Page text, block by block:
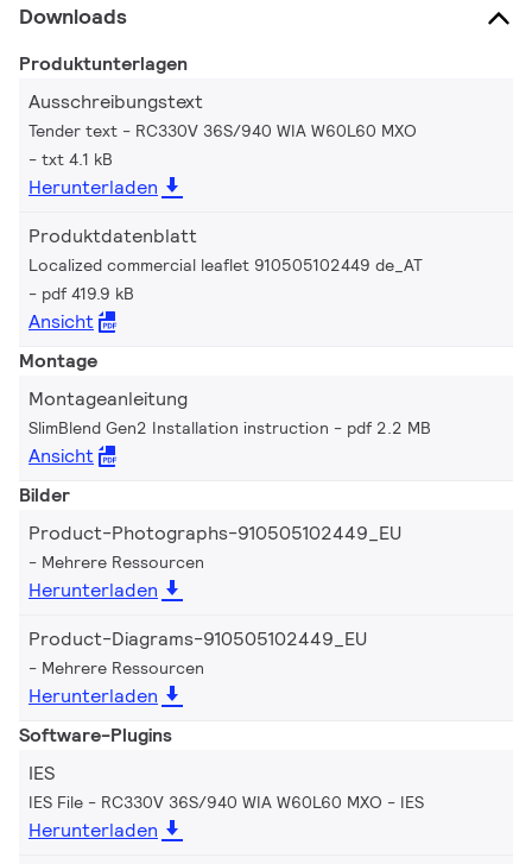
Downloads
Produktunterlagen
Ausschreibungstext
Tender text - RC330V 36S/940 WIA W60L60 MXO
txt 4.1 kB
Herunterladen
Produktdatenblatt
Localized commercial leaflet 910505102449 de_AT
pdf 419.9 kB
Ansicht
Montage
Montageanleitung
SlimBlend Gen2 Installation instruction pdf 2.2 MB
Ansicht
Bilder
Product-Photographs-910505102449_EU
Mehrere Ressourcen
Herunterladen
Product-Diagrams-910505102449_EU
Mehrere Ressourcen
Herunterladen
Software-Plugins
IES
IES File - RC330V 36S/940 WIA W60L60 MXO IES
Herunterladen